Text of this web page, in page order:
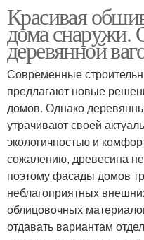
Деревянный сайдинг
Красивая
дома снаружи.
деревянной
Современные
предлагают новые
домов. Однако
утрачивают своей
экологичностью и
сожалению, древесина
поэтому фасады домов
неблагоприятных
облицовочных
отдавать вариантам